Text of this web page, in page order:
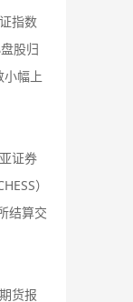
指数
股归
小幅上
证券
）
结算交
货报